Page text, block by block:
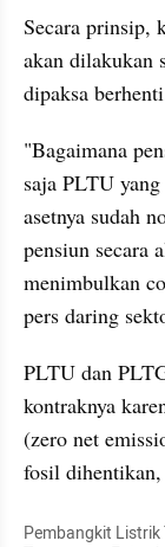
Secara prinsip,
akan dilakukan
dipaksa
"Bagaimana
saja PLTU
asetnya sudah
pensiun secara
menimbulkan
pers daring
PLTU dan
kontraknya
(zero net
fosil dihentikan,
Pembangkit Listrik